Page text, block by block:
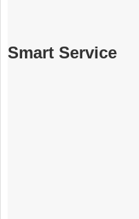
Smart Service